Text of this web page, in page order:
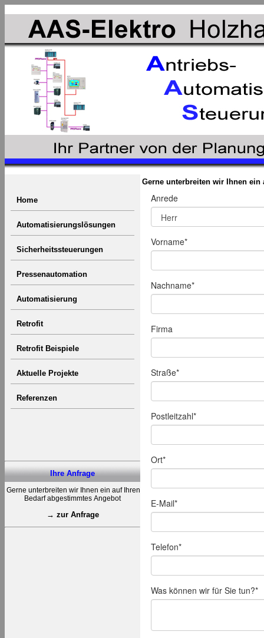
Home
Automatisierungslösungen
Sicherheitssteuerungen
Pressenautomation
Automatisierung
Retrofit
Retrofit Beispiele
Aktuelle Projekte
Referenzen
Ihre Anfrage
Gerne unterbreiten wir Ihnen ein auf Ihren
Bedarf abgestimmtes Angebot
→ zur Anfrage
Gerne unterbreiten wir Ihnen ein